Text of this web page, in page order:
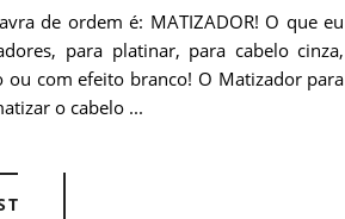
de ordem é: MATIZADOR! O que eu
para platinar, para cabelo cinza,
ou com efeito branco! O Matizador para
o cabelo ...